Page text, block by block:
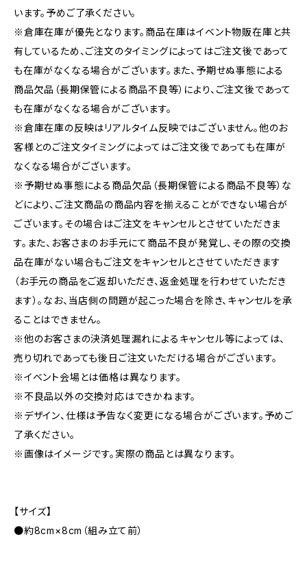
います。予めご了承ください。
※倉庫在庫が優先となります。商品在庫はイベント物販在庫と共
有しているため、ご注文のタイミングによってはご注文後であって
も在庫がなくなる場合がございます。また、予期せぬ事態による
商品欠品（長期保管による商品不良等）により、ご注文後であって
も在庫がなくなる場合がございます。
※倉庫在庫の反映はリアルタイム反映ではございません。他のお
客様とのご注文タイミングによってはご注文後であっても在庫が
なくなる場合がございます。
※予期せぬ事態による商品欠品（長期保管による商品不良等）な
どにより、ご注文商品の商品内容を揃えることができない場合が
ございます。その場合はご注文をキャンセルとさせていただきま
す。また、お客さまのお手元にて商品不良が発覚し、その際の交換
品在庫がない場合もご注文をキャンセルとさせていただきます
（お手元の商品をご返却いただき、返金処理を行わせていただき
ます）。なお、当店側の問題が起こった場合を除き、キャンセルを承
ることはできません。
※他のお客さまの決済処理漏れによるキャンセル等によっては、
売り切れであっても後日ご注文いただける場合がございます。
※イベント会場とは価格は異なります。
※不良品以外の交換対応はできかねます。
※デザイン、仕様は予告なく変更になる場合がございます。予めご
了承ください。
※画像はイメージです。実際の商品とは異なります。
【サイズ】
●約8cm×8cm（組み立て前）